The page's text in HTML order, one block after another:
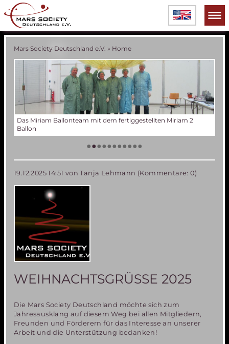
Mars Society Deutschland e.V. » Home
Verschiedene Phasen der Miriam 2 Ballonentwicklung
•••••••••••
19.12.2025 14:51 von Tanja Lehmann (Kommentare: 0)
WEIHNACHTSGRÜSSE 2025
Die Mars Society Deutschland möchte sich zum
Jahresausklang auf diesem Weg bei allen Mitgliedern,
Freunden und Förderern für das Interesse an unserer
Arbeit und die Unterstützung bedanken!